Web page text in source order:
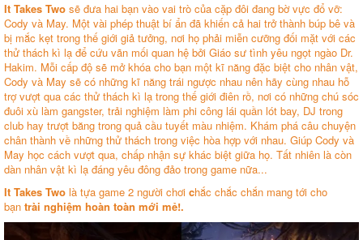
It Takes Two sẽ đưa hai bạn vào vai trò của cặp đôi đang bờ vực đổ vỡ:
Cody và May. Một vài phép thuật bí ẩn đã khiến cả hai trở thành búp bê và
bị mắc kẹt trong thế giới giả tưởng, nơi họ phải miễn cưỡng đối mặt với các
thử thách kì lạ để cứu vãn mối quan hệ bởi Giáo sư tình yêu ngọt ngào Dr.
Hakim. Mỗi cấp độ sẽ mở khóa cho bạn một kĩ năng đặc biệt cho nhân vật,
Cody và May sẽ có những kĩ năng trái ngược nhau nên hãy cùng nhau hỗ
trợ vượt qua các thử thách kì lạ trong thế giới điên rồ, nơi có những chú sóc
đuôi xù làm gangster, trải nghiệm làm phi công lái quần lót bay, DJ trong
club hay trượt băng trong quả cầu tuyết màu nhiệm. Khám phá câu chuyện
chân thành về những thử thách trong việc hòa hợp với nhau. Giúp Cody và
May học cách vượt qua, chấp nhận sự khác biệt giữa họ. Tất nhiên là còn
dàn nhân vật kì lạ đáng yêu đông đảo trong game nữa...
It Takes Two là tựa game 2 người chơi chắc chắc chắn mang tới cho
bạn trài nghiệm hoàn toàn mới mẻ!.